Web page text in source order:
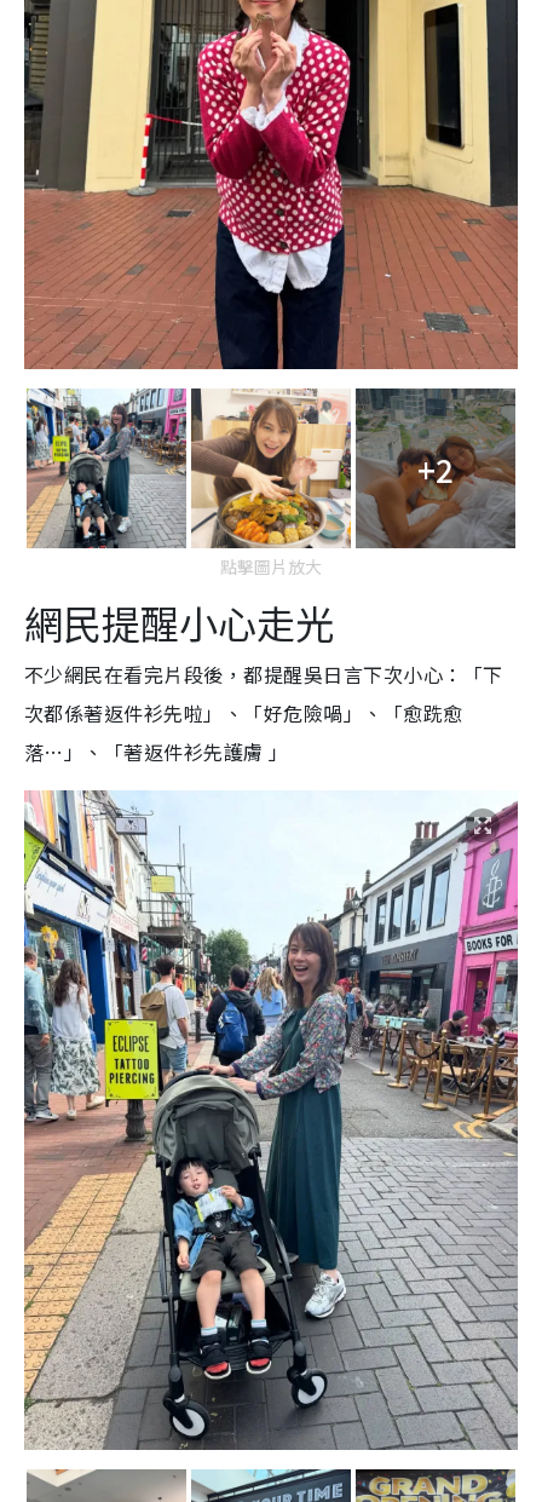
+2
點擊圖片放大
網民提醒小心走光
不少網民在看完片段後，都提醒吳日言下次小心：「下
次都係著返件衫先啦」、「好危險喎」、「愈跣愈
落…」、「著返件衫先護膚 」